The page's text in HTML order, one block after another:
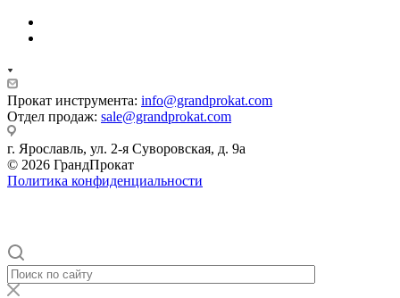
Прокат инструмента: info@grandprokat.com
Отдел продаж: sale@grandprokat.com
г. Ярославль, ул. 2-я Суворовская, д. 9а
© 2026 ГрандПрокат
Политика конфиденциальности